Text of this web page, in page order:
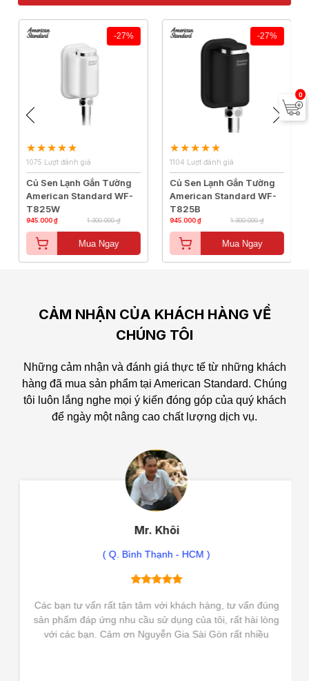
-27%
1075 Lượt đánh giá
Củ Sen Lạnh Gắn Tường
American Standard WF-
T825W
945.000 ₫ 1.300.000 ₫
Mua Ngay
-27%
1104 Lượt đánh giá
Củ Sen Lạnh Gắn Tường
American Standard WF-
T825B
945.000 ₫ 1.300.000 ₫
Mua Ngay
CẢM NHẬN CỦA KHÁCH HÀNG VỀ
CHÚNG TÔI
Những cảm nhận và đánh giá thực tế từ những khách
hàng đã mua sản phẩm tại American Standard. Chúng
tôi luôn lắng nghe mọi ý kiến đóng góp của quý khách
để ngày một nâng cao chất lượng dịch vụ.
Mr. Khôi
( Q. Bình Thạnh - HCM )
Các bạn tư vấn rất tận tâm với khách hàng, tư vấn đúng
sản phẩm đáp ứng nhu cầu sử dụng của tôi, rất hài lòng
với các bạn. Cảm ơn Nguyễn Gia Sài Gòn rất nhiều
0